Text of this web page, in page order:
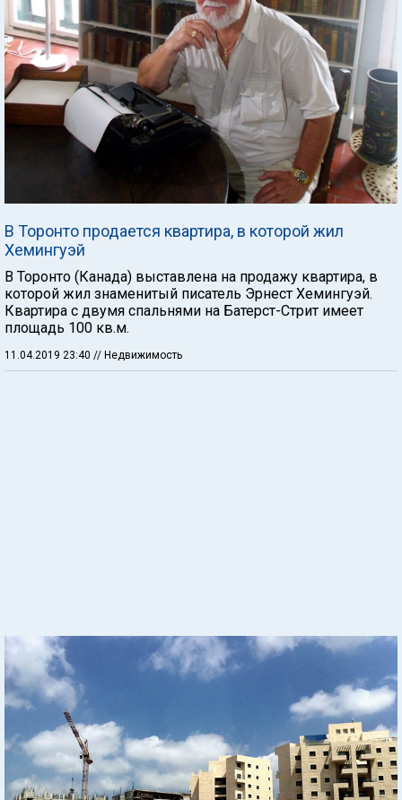
В Торонто продается квартира, в которой жил
Хемингуэй
В Торонто (Канада) выставлена на продажу квартира, в
которой жил знаменитый писатель Эрнест Хемингуэй.
Квартира с двумя спальнями на Батерст-Стрит имеет
площадь 100 кв.м.
11.04.2019 23:40 // Недвижимость